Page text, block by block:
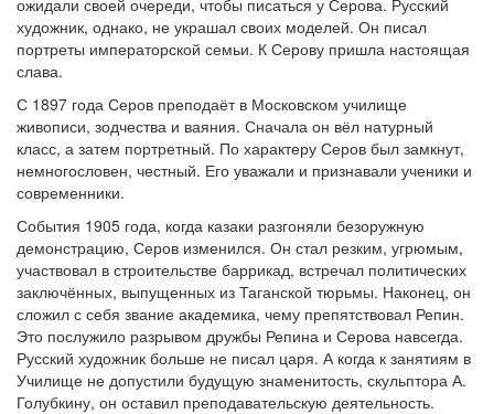
ожидали своей очереди, чтобы писаться у Серова. Русский
художник, однако, не украшал своих моделей. Он писал
портреты императорской семьи. К Серову пришла настоящая
слава.
С 1897 года Серов преподаёт в Московском училище
живописи, зодчества и ваяния. Сначала он вёл натурный
класс, а затем портретный. По характеру Серов был замкнут,
немногословен, честный. Его уважали и признавали ученики и
современники.
События 1905 года, когда казаки разгоняли безоружную
демонстрацию, Серов изменился. Он стал резким, угрюмым,
участвовал в строительстве баррикад, встречал политических
заключённых, выпущенных из Таганской тюрьмы. Наконец, он
сложил с себя звание академика, чему препятствовал Репин.
Это послужило разрывом дружбы Репина и Серова навсегда.
Русский художник больше не писал царя. А когда к занятиям в
Училище не допустили будущую знаменитость, скульптора А.
Голубкину, он оставил преподавательскую деятельность.